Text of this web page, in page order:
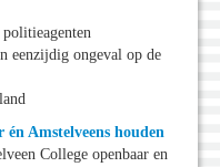
eenzijdig ongeval op de
Amstelveens houden
College openbaar en